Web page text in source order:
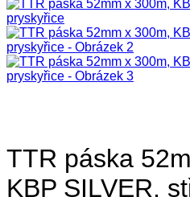
TTR páska
KBP SILVER,